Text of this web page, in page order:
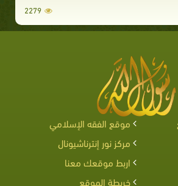
2279
موقع الفقه الإسلامي
مركز نور إنترناشيونال
اربط موقعك معنا
خريطة الموقع